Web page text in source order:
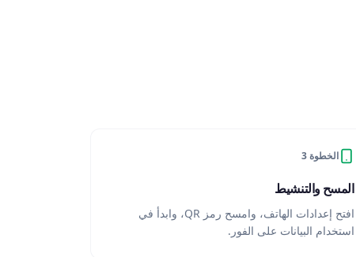
الخطوة 3
المسح والتنشيط
افتح إعدادات الهاتف، وامسح رمز QR، وابدأ في
استخدام البيانات على الفور.